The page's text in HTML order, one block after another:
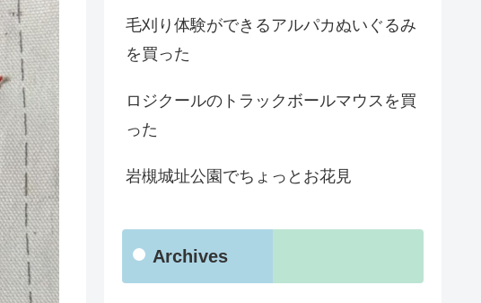
毛刈り体験ができるアルパカぬいぐるみ
を買った
ロジクールのトラックボールマウスを買
った
岩槻城址公園でちょっとお花見
Archives